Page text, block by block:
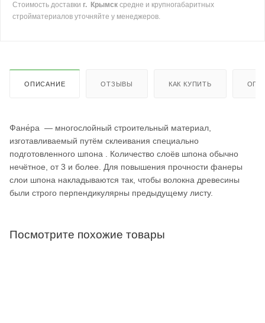
Стоимость доставки г. Крымск средне и крупногабаритных
стройматериалов уточняйте у менеджеров.
ОПИСАНИЕ ОТЗЫВЫ КАК КУПИТЬ
Фане́ра — многослойный строительный материал,
изготавливаемый путём склеивания специально
подготовленного шпона . Количество слоёв шпона обычно
нечётное, от 3 и более. Для повышения прочности фанеры
слои шпона накладываются так, чтобы волокна древесины
были строго перпендикулярны предыдущему листу.
Посмотрите похожие товары